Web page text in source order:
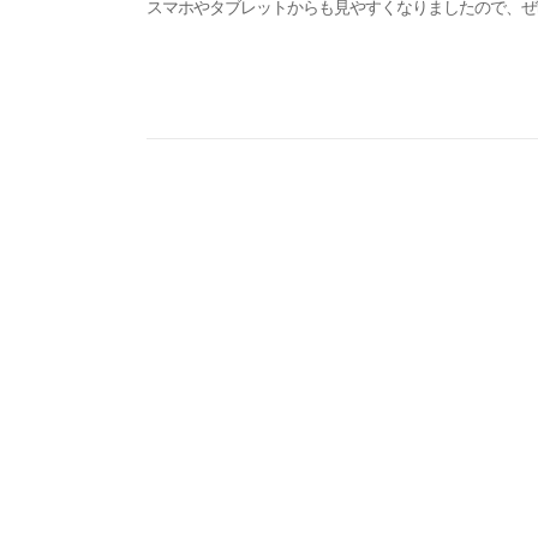
スマホやタブレットからも見やすくなりましたので、